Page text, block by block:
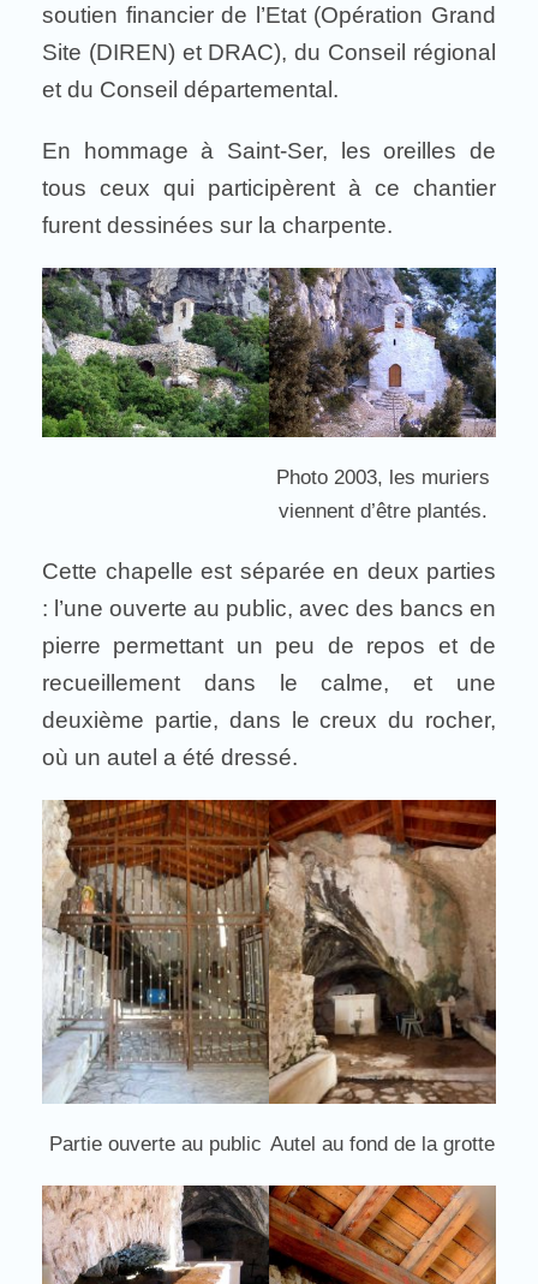
soutien financier de l’Etat (Opération Grand
Site (DIREN) et DRAC), du Conseil régional
et du Conseil départemental.
En hommage à Saint-Ser, les oreilles de
tous ceux qui participèrent à ce chantier
furent dessinées sur la charpente.
Photo 2003, les muriers
viennent d’être plantés.
Cette chapelle est séparée en deux parties
: l’une ouverte au public, avec des bancs en
pierre permettant un peu de repos et de
recueillement dans le calme, et une
deuxième partie, dans le creux du rocher,
où un autel a été dressé.
Partie ouverte au public Autel au fond de la grotte